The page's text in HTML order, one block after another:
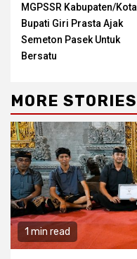
MGPSSR Kabupaten/Kota
Bupati Giri Prasta Ajak
Semeton Pasek Untuk
Bersatu
MORE STORIES
1 min read